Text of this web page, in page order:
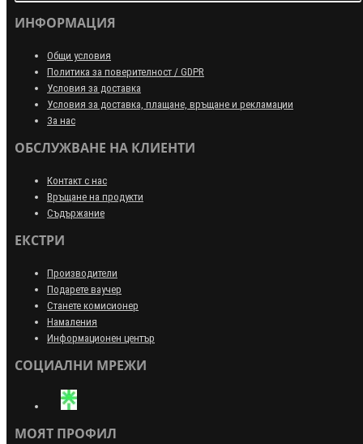
ИНФОРМАЦИЯ
Общи условия
Политика за поверителност / GDPR
Условия за доставка
Условия за доставка, плащане, връщане и рекламации
За нас
ОБСЛУЖВАНЕ НА КЛИЕНТИ
Контакт с нас
Връщане на продукти
Съдържание
ЕКСТРИ
Производители
Подарете ваучер
Станете комисионер
Намаления
Информационен център
СОЦИАЛНИ МРЕЖИ
МОЯТ ПРОФИЛ